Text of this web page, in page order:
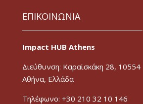
ΕΠΙΚΟΙΝΩΝΙΑ
Impact HUB Athens
Διεύθυνση: Καραϊσκάκη 28, 10554
Αθήνα, Ελλάδα
Τηλέφωνο: +30 210 32 10 146